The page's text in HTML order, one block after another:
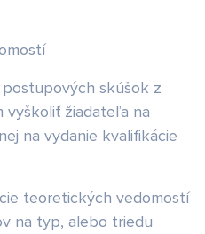
skúšok z
vyškoliť žiadateľa na
na vydanie kvalifikácie
teoretických vedomostí
na typ, alebo triedu